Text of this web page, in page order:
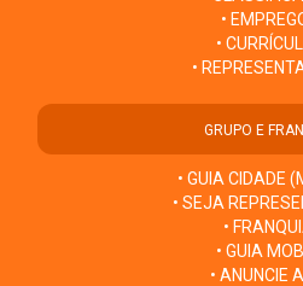
•
•
•
GRUPO E
• GUIA CIDADE
• SEJA
•
• GUIA
• ANUNCIE